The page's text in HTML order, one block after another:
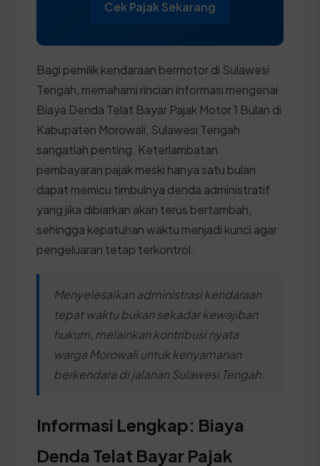
Cek Pajak Sekarang
Bagi pemilik kendaraan bermotor di Sulawesi
Tengah, memahami rincian informasi mengenai
Biaya Denda Telat Bayar Pajak Motor 1 Bulan di
Kabupaten Morowali, Sulawesi Tengah
sangatlah penting. Keterlambatan
pembayaran pajak meski hanya satu bulan
dapat memicu timbulnya denda administratif
yang jika dibiarkan akan terus bertambah,
sehingga kepatuhan waktu menjadi kunci agar
pengeluaran tetap terkontrol.
Menyelesaikan administrasi kendaraan
tepat waktu bukan sekadar kewajiban
hukum, melainkan kontribusi nyata
warga Morowali untuk kenyamanan
berkendara di jalanan Sulawesi Tengah.
Informasi Lengkap: Biaya
Denda Telat Bayar Pajak